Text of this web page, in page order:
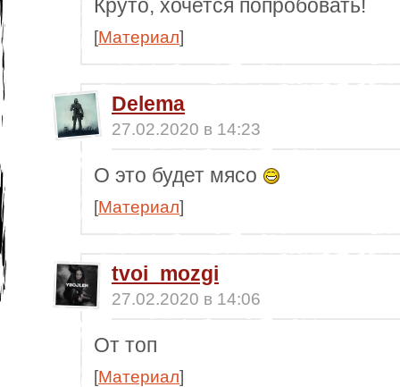
Круто, хочется попробовать!
[Материал]
Delema
27.02.2020 в 14:23
О это будет мясо
[Материал]
tvoi_mozgi
27.02.2020 в 14:06
От топ
[Материал]